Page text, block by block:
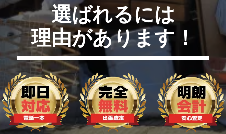
選ばれるには
理由があります！